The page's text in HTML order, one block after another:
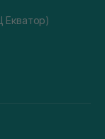
Екватор)